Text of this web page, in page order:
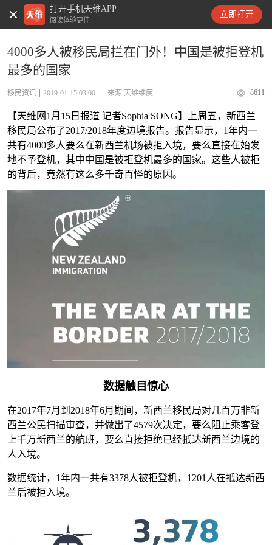
打开手机天维APP
阅读体验更佳
立即打开
天维新闻
4000多人被移民局拦在门外！中国是被拒登机
最多的国家
移民资讯 2019-01-15 03:00 来源:天维维度 8611
【天维网1月15日报道 记者Sophia SONG】上周五，新西兰
移民局公布了2017/2018年度边境报告。报告显示，1年内一
共有4000多人要么在新西兰机场被拒入境，要么直接在始发
地不予登机，其中中国是被拒登机最多的国家。这些人被拒
的背后，竟然有这么多千奇百怪的原因。
数据触目惊心
在2017年7月到2018年6月期间，新西兰移民局对几百万非新
西兰公民扫描审查，并做出了4579次决定，要么阻止乘客登
上千万新西兰的航班，要么直接拒绝已经抵达新西兰边境的
人入境。
数据统计，1年内一共有3378人被拒登机，1201人在抵达新西
兰后被拒入境。